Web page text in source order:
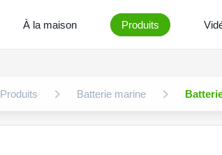
À la maison Produits
Produits Batterie marine